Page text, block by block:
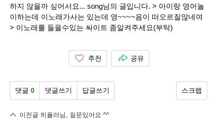
하지 않을까 싶어서요... song님의 글입니다. > 아이랑 영어놀
이하는데 이노래가사는 있는데 영~~~~음이 떠오르질않네여
> 이노래를 들을수있는 싸이트 좀알켜주세요(부탁)
추천 공유
댓글 0 댓글쓰기 답글쓰기 스크랩
이전글 히플러님, 질문있어요 ^^